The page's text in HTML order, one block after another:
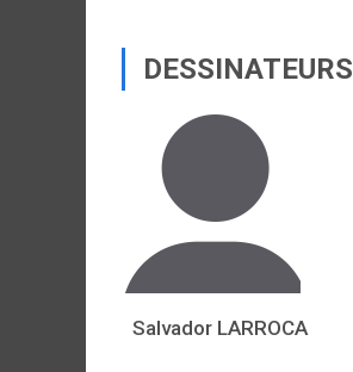
DESSINATEURS
Salvador LARROCA